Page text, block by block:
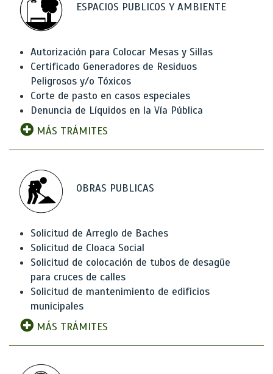
ESPACIOS PUBLICOS Y AMBIENTE
Autorización para Colocar Mesas y Sillas
Certificado Generadores de Residuos
Peligrosos y/o Tóxicos
Corte de pasto en casos especiales
Denuncia de Líquidos en la Vía Pública
MÁS TRÁMITES
OBRAS PUBLICAS
Solicitud de Arreglo de Baches
Solicitud de Cloaca Social
Solicitud de colocación de tubos de desagüe
para cruces de calles
Solicitud de mantenimiento de edificios
municipales
MÁS TRÁMITES